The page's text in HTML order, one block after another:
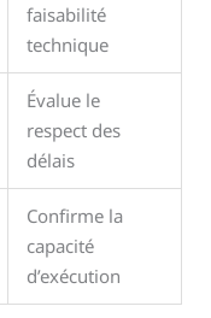
faisabilité
technique
Évalue le
respect des
délais
Confirme la
capacité
d’exécution